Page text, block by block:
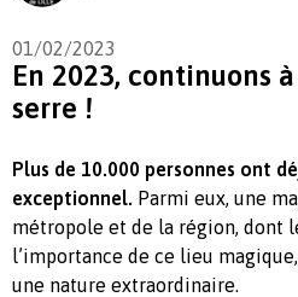
01/02/2023
En 2023, continuons
serre !
Plus de 10.000 personnes ont
exceptionnel. Parmi eux, une
métropole et de la région, dont
l’importance de ce lieu
une nature extraordinaire.